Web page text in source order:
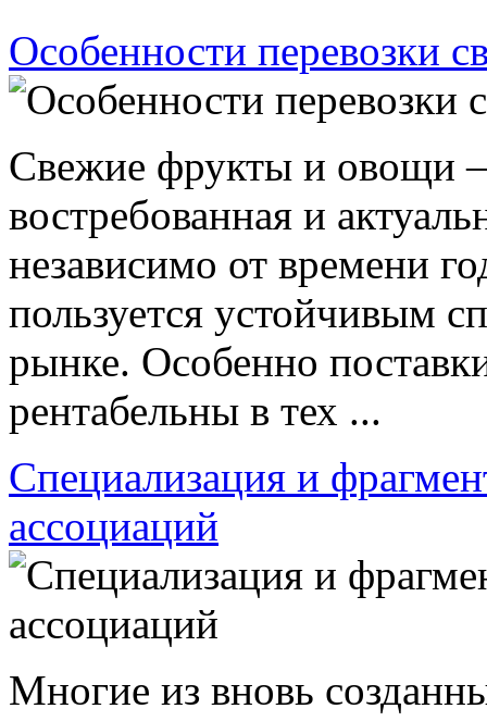
Особенности перевозки
Свежие фрукты и овощи
востребованная и
независимо от времени
пользуется устойчивым
рынке. Особенно
рентабельны в тех ...
Специализация и
ассоциаций
Многие из вновь